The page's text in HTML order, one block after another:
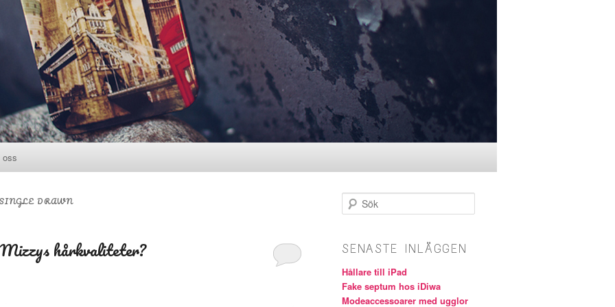
oss
DRAWN
hårkvaliteter?
Sök
SENASTE INLÄGGEN
Hållare till iPad
Fake septum hos iDiwa
Modeaccessoarer med ugglor